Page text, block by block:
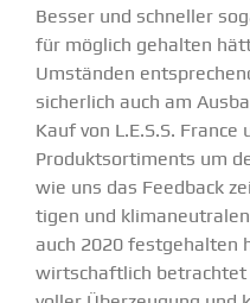
Besser und schneller
für möglich gehalten
Umständen
sicherlich auch am
Kauf von L.E.S.S.
Produkt­sor­ti­ments um
wie uns das Feedback
tigen und
auch 2020 festge­halten
wirtschaftlich betrachtet